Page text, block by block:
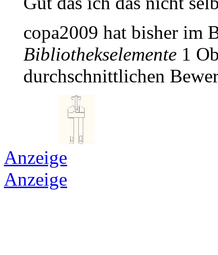
copa2009 hat bisher im
Bibliothekselemente 1
durchschnittlichen
Anzeige
Anzeige